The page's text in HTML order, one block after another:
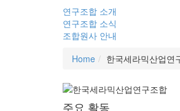
연구조합 소개
연구조합 소식
조합원사 안내
Home
한국세라믹산업연
주요 활동